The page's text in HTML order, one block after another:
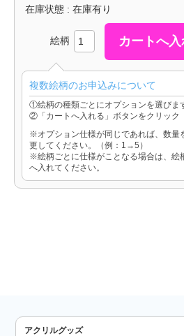
在庫状態 : 在庫有り
絵柄
複数絵柄のお申込みについて
①絵柄の種類ごとにオプションを選びま
②「カートへ入れる」ボタンをクリック
※オプション仕様が同じであれば、数量
更してください。（例：1→5）
※絵柄ごとに仕様がことなる場合は、絵
へ入れてください。
アクリルグッズ